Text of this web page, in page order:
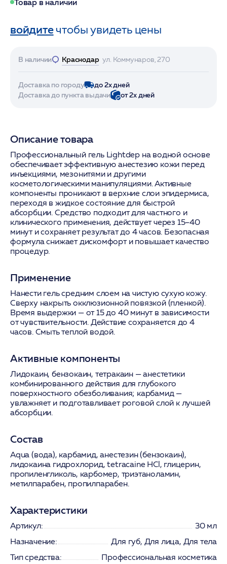
Товар в наличии
войдитечтобы увидеть цены
В наличии Краснодар ул. Коммунаров, 270
Доставка по городу
до 2х дней
Доставка до пункта выдачи
от 2х дней
Описание товара
Профессиональный гель Lightdep на водной основе
обеспечивает эффективную анестезию кожи перед
инъекциями, мезонитями и другими
косметологическими манипуляциями. Активные
компоненты проникают в верхние слои эпидермиса,
переходя в жидкое состояние для быстрой
абсорбции. Средство подходит для частного и
клинического применения, действует через 15–40
минут и сохраняет результат до 4 часов. Безопасная
формула снижает дискомфорт и повышает качество
процедур.
Применение
Нанести гель средним слоем на чистую сухую кожу.
Сверху накрыть окклюзионной повязкой (пленкой).
Время выдержки — от 15 до 40 минут в зависимости
от чувствительности. Действие сохраняется до 4
часов. Смыть теплой водой.
Активные компоненты
Лидокаин, бензокаин, тетракаин — анестетики
комбинированного действия для глубокого
поверхностного обезболивания; карбамид—
увлажняет и подготавливает роговой слой к лучшей
абсорбции.
Состав
Aqua (вода), карбамид, анестезин (бензокаин),
лидокаина гидрохлорид, tetracaine HCl, глицерин,
пропиленгликоль, карбомер, триэтаноламин,
метилпарабен, пропилпарабен.
Характеристики
Артикул:
30 мл
Назначение:
Для губ, Для лица, Для тела
Тип средства:
Профессиональная косметика